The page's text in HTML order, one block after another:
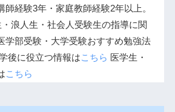
師経験3年・家庭教師経験2年以上。
浪人生・社会人受験生の指導に関
学部受験・大学受験おすすめ勉強法
後に役立つ情報はこちら 医学生・
こちら